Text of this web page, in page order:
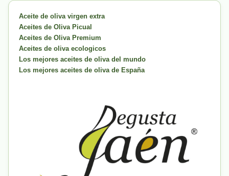
Aceite de oliva virgen extra
Aceites de Oliva Picual
Aceites de Oliva Premium
Aceites de oliva ecologicos
Los mejores aceites de oliva del mundo
Los mejores aceites de oliva de España